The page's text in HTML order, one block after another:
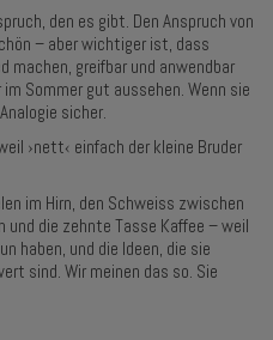
den es gibt. Den Anspruch von
– aber wichtiger ist, dass
machen, greifbar und anwendbar
Sommer gut aussehen. Wenn sie
sicher.
›nett‹ einfach der kleine Bruder
im Hirn, den Schweiss zwischen
und die zehnte Tasse Kaffee – weil
haben, und die Ideen, die sie
sind. Wir meinen das so. Sie